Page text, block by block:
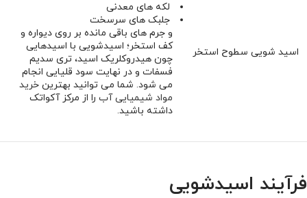
اسید شویی سطوح استخر
لکه های معدنی
جلبک های سرسخت
و جرم‌ های باقی مانده بر روی دیواره و
کف استخر؛ اسیدشویی با اسیدهایی
چون هیدروکلریک اسید، تری سدیم
فسفات و در نهایت سود قلیایی انجام
می شود. شما می توانید بهترین خرید
مواد شیمیایی آب را از مرکز آکواتک
داشته باشید.
فرآیند اسیدشویی